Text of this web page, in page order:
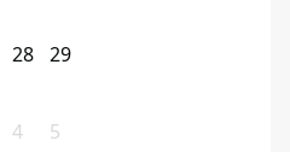
28 29
4 5